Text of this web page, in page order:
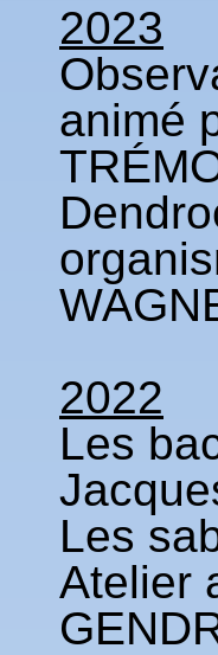
2023
animé
2022
Les
Les
Atelier